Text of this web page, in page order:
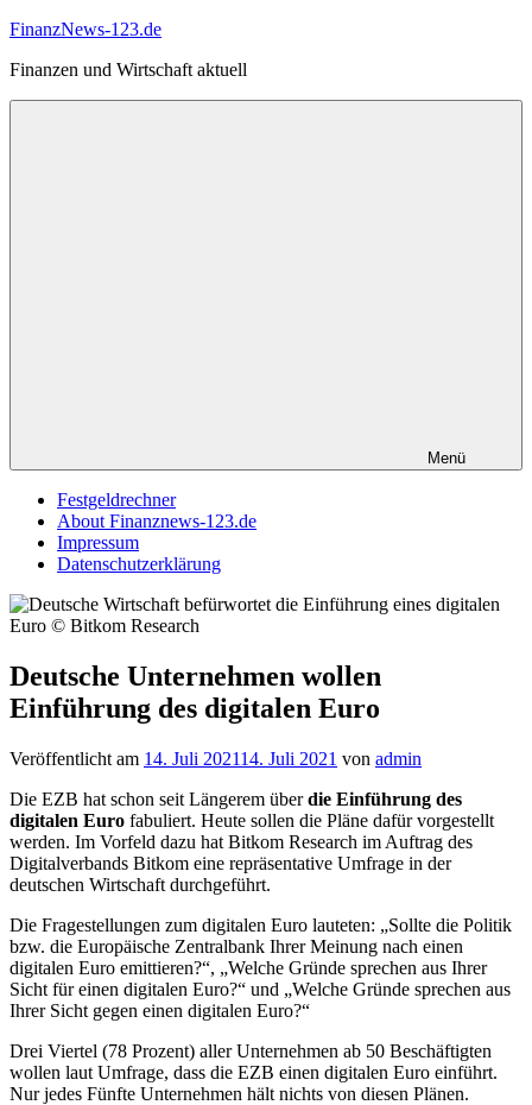
Zum
springen
FinanzNews-123.de
Finanzen und Wirtschaft aktuell
Menü
Festgeldrechner
About Finanznews-123.de
Impressum
Datenschutzerklärung
Deutsche Unternehmen wollen
Einführung des digitalen Euro
Veröffentlicht am 14. Juli 202114. Juli 2021 von admin
Die EZB hat schon seit Längerem überdie Einführung des
digitalen Euro fabuliert. Heute sollen die Pläne dafür vorgestellt
werden. Im Vorfeld dazu hat Bitkom Research im Auftrag des
Digitalverbands Bitkom eine repräsentative Umfrage in der
deutschen Wirtschaft durchgeführt.
Die Fragestellungen zum digitalen Euro lauteten: „Sollte die Politik
bzw. die Europäische Zentralbank Ihrer Meinung nach einen
digitalen Euro emittieren?“, „Welche Gründe sprechen aus Ihrer
Sicht für einen digitalen Euro?“ und „Welche Gründe sprechen aus
Ihrer Sicht gegen einen digitalen Euro?“
Drei Viertel (78 Prozent) aller Unternehmen ab 50 Beschäftigten
wollen laut Umfrage, dass die EZB einen digitalen Euro einführt.
Nur jedes Fünfte Unternehmen hält nichts von diesen Plänen.